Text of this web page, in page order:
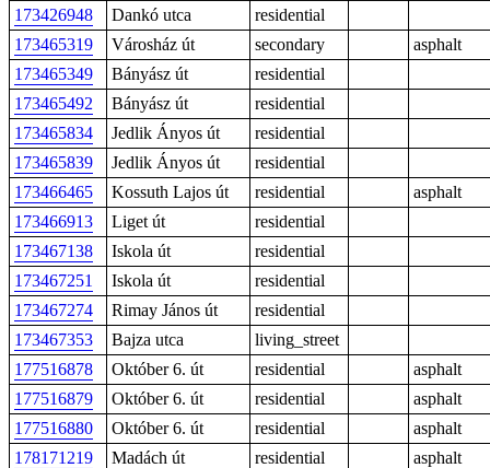
173426948
Dankó utca
residential
173465319
Városház út secondary
asphalt
173465349
Bányász út
residential
173465492
Bányász út
residential
173465834
Jedlik Ányos út
residential
173465839
Jedlik Ányos út
residential
173466465
Kossuth Lajos út residential
asphalt
173466913
Liget út
residential
173467138
Iskola út
residential
173467251
Iskola út
residential
173467274
Rimay János út
residential
173467353
Bajza utca
living_street
177516878
Október 6. út residential
asphalt
177516879
Október 6. út residential
asphalt
177516880
Október 6. út residential
asphalt
178171219
Madách út residential
asphalt